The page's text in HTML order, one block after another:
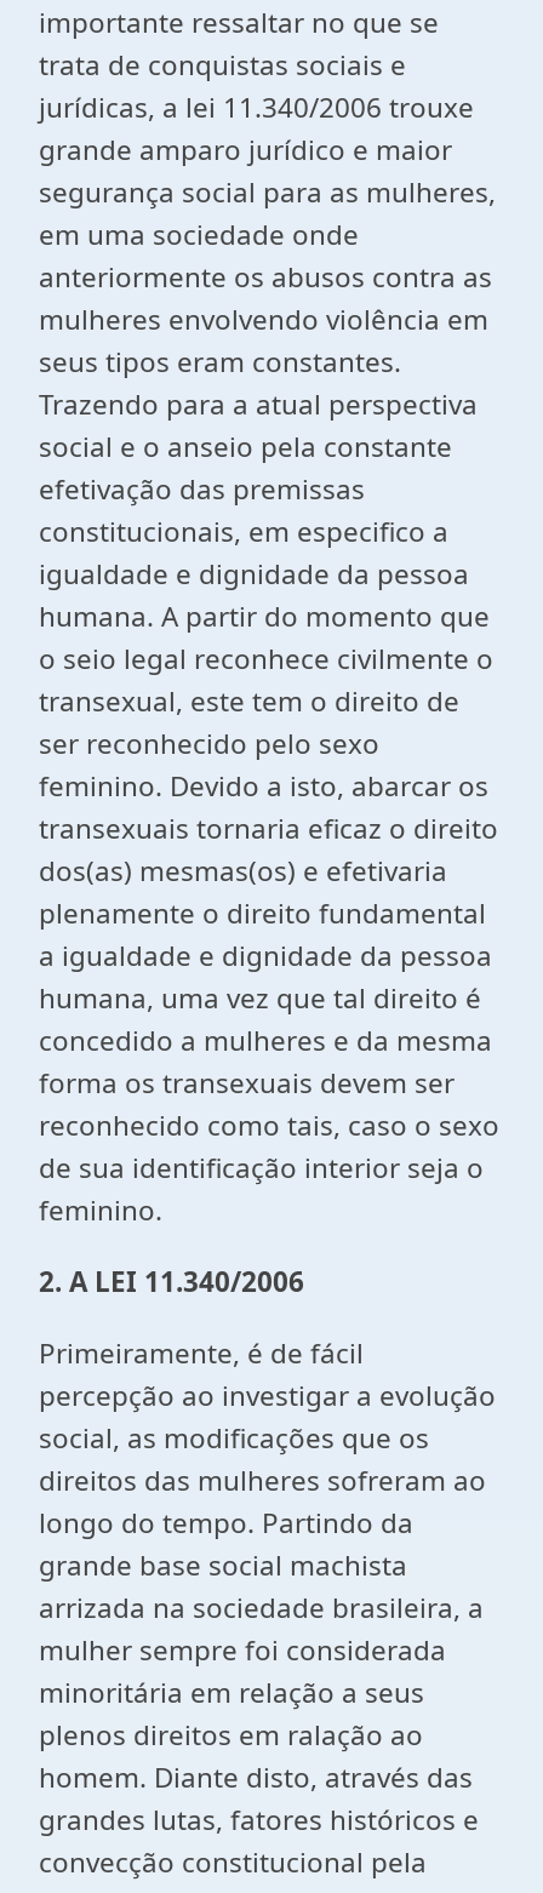
importante ressaltar no que se
trata de conquistas sociais e
jurídicas, a lei 11.340/2006 trouxe
grande amparo jurídico e maior
segurança social para as mulheres,
em uma sociedade onde
anteriormente os abusos contra as
mulheres envolvendo violência em
seus tipos eram constantes.
Trazendo para a atual perspectiva
social e o anseio pela constante
efetivação das premissas
constitucionais, em especifico a
igualdade e dignidade da pessoa
humana. A partir do momento que
o seio legal reconhece civilmente o
transexual, este tem o direito de
ser reconhecido pelo sexo
feminino. Devido a isto, abarcar os
transexuais tornaria eficaz o direito
dos(as) mesmas(os) e efetivaria
plenamente o direito fundamental
a igualdade e dignidade da pessoa
humana, uma vez que tal direito é
concedido a mulheres e da mesma
forma os transexuais devem ser
reconhecido como tais, caso o sexo
de sua identificação interior seja o
feminino.
2. A LEI 11.340/2006
Primeiramente, é de fácil
percepção ao investigar a evolução
social, as modificações que os
direitos das mulheres sofreram ao
longo do tempo. Partindo da
grande base social machista
arrizada na sociedade brasileira, a
mulher sempre foi considerada
minoritária em relação a seus
plenos direitos em ralação ao
homem. Diante disto, através das
grandes lutas, fatores históricos e
convecção constitucional pela